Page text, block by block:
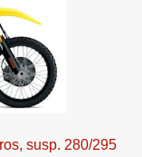
susp. 280/295